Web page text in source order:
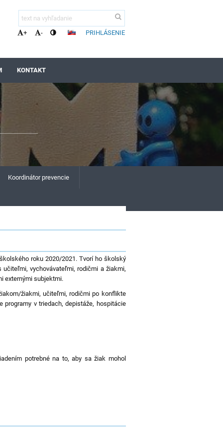
+ - PRIHLÁSENIE
KONTAKT
Koordinátor prevencie
roku 2020/2021. Tvorí ho školský
vychovávateľmi, rodičmi a žiakmi,
externými subjektmi.
žiakmi, učiteľmi, rodičmi po konflikte
programy v triedach, depistáže, hospitácie
potrebné na to, aby sa žiak mohol